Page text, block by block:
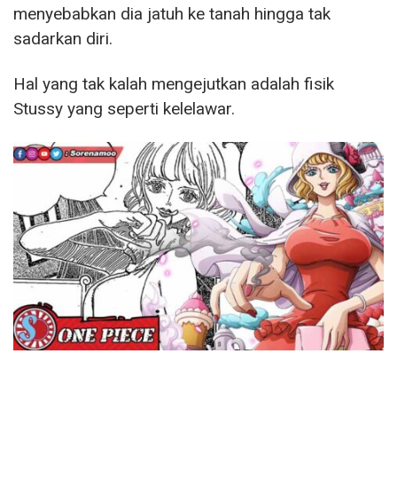
menyebabkan dia jatuh ke tanah hingga tak
sadarkan diri.
Hal yang tak kalah mengejutkan adalah fisik
Stussy yang seperti kelelawar.